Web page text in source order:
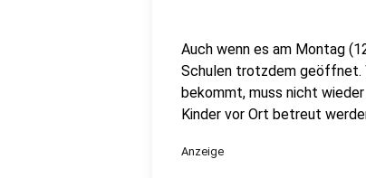
Auch wenn es am Montag
Schulen trotzdem geöffnet.
bekommt, muss nicht
Kinder vor Ort betreut
Anzeige